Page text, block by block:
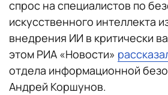
спрос на специалистов по
искусственного интеллекта
внедрения ИИ в критически
этом РИА «Новости»
отдела информационной
Андрей Коршунов.